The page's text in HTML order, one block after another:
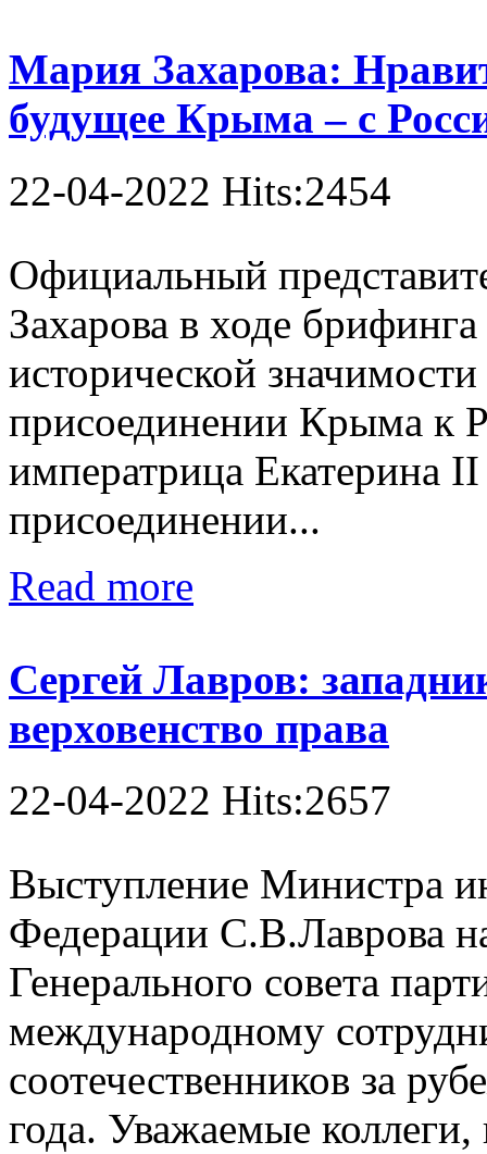
Мария Захарова:
будущее Крыма – с
22-04-2022 Hits:2454
Официальный
Захарова в ходе
исторической
присоединении Крыма к
императрица Екатерина
присоединении...
Read more
Сергей Лавров:
верховенство права
22-04-2022 Hits:2657
Выступление Министра
Федерации С.В.Лаврова
Генерального совета
международному
соотечественников за
года. Уважаемые